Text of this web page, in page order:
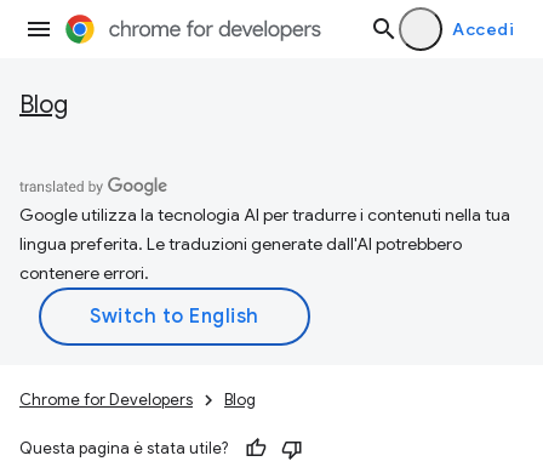
Accedi
Blog
Google utilizza la tecnologia AI per tradurre i contenuti nella tua
lingua preferita. Le traduzioni generate dall'AI potrebbero
contenere errori.
Chrome for Developers Blog
Questa pagina è stata utile?